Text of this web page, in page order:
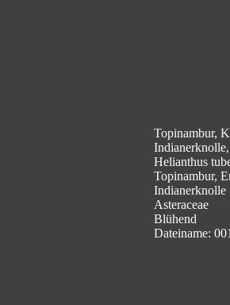
Topinambur,
Helianthus
Topinambur,
Indianerknolle
Asteraceae
Blühend
Dateiname: